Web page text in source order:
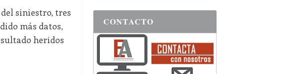
siniestro, tres
más datos,
heridos
CONTACTO